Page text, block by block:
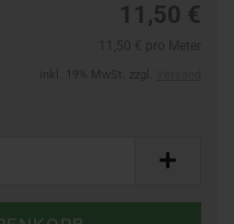
Lieferzeiten kommen.
11,50 €